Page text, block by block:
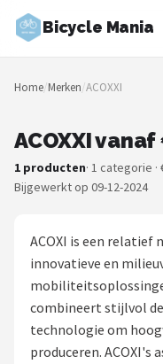
Bicycle Mania
Zoeken
NAVIGATIE
Merken
Fietsroutes
Kinderfietsen
Stadsfietsen
Home/Merken/ACOXXI
ACOXXI vanaf
1 producten· 1 categorie ·
Bijgewerkt op 09-12-2024
ACOXI is een relatief
innovatieve en
combineert stijlvol
technologie om
produceren.